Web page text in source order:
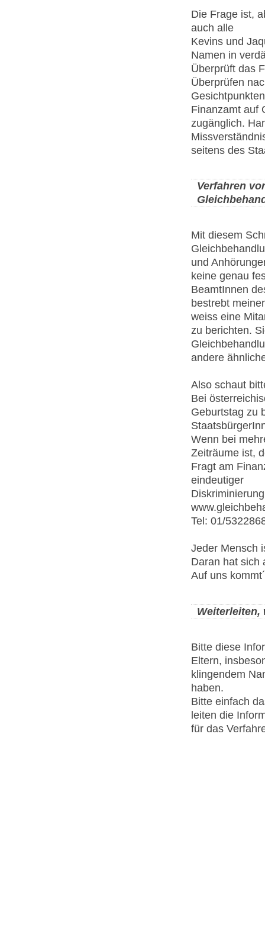
Die Frage ist,
auch alle
Kevins und
Namen in
Überprüft das
Überprüfen
Finanzamt auf
zugänglich.
seitens des
Verfahren
Mit diesem
und
keine genau
BeamtInnen
bestrebt
weiss eine
zu berichten.
andere
Also schaut
Bei
Geburtstag zu
Wenn bei
Zeiträume ist,
Fragt am
eindeutiger
Tel: 01/
Jeder Mensch
Daran hat sich
Auf uns
Weiterleiten,
Bitte diese
Eltern,
klingendem
haben.
Bitte einfach
leiten die
für das